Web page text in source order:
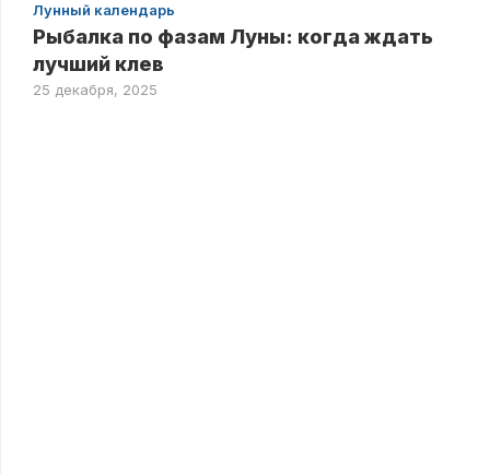
Лунный календарь
Рыбалка по фазам Луны: когда ждать
лучший клев
25 декабря, 2025